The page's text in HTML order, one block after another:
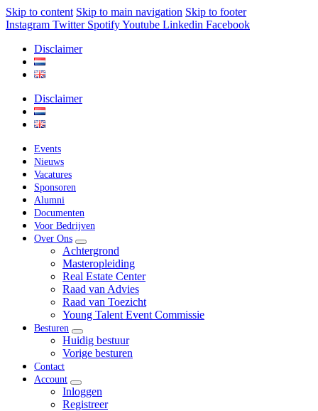
Skip to content Skip to main navigation Skip to footer
Instagram Twitter SpotifyYoutube Linkedin Facebook
Disclaimer
Disclaimer
Events
Nieuws
Vacatures
Sponsoren
Alumni
Documenten
Voor Bedrijven
Over Ons
Achtergrond
Masteropleiding
Real Estate Center
Raad van Advies
Raad van Toezicht
Young Talent Event Commissie
Besturen
Huidig bestuur
Vorige besturen
Contact
Account
Inloggen
Registreer